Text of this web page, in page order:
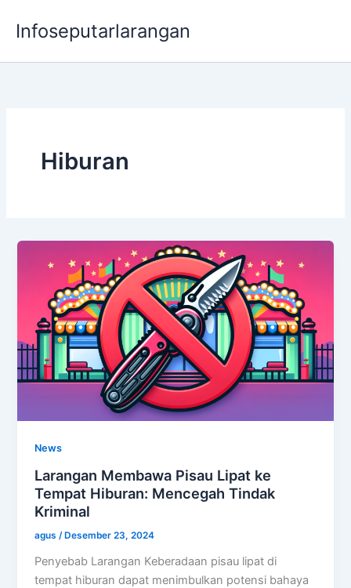
Infoseputarlarangan
Hiburan
News
Larangan Membawa Pisau Lipat ke
Tempat Hiburan: Mencegah Tindak
Kriminal
agus/ Desember 23, 2024
Penyebab Larangan Keberadaan pisau lipat di
tempat hiburan dapat menimbulkan potensi bahaya